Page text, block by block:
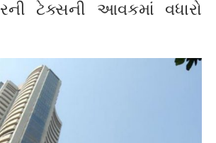
ટેક્સની આવકમાં વધારો